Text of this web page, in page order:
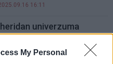
My Personal
16:11
univerzuma
SkyShowtime-ot - a
Stallone
érkező Tulsa King